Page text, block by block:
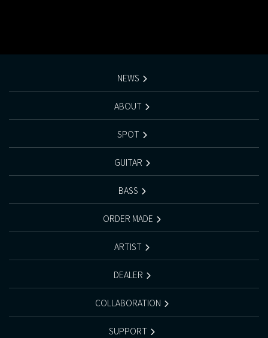
NEWS
ABOUT
SPOT
GUITAR
BASS
ORDER MADE
ARTIST
DEALER
COLLABORATION
SUPPORT